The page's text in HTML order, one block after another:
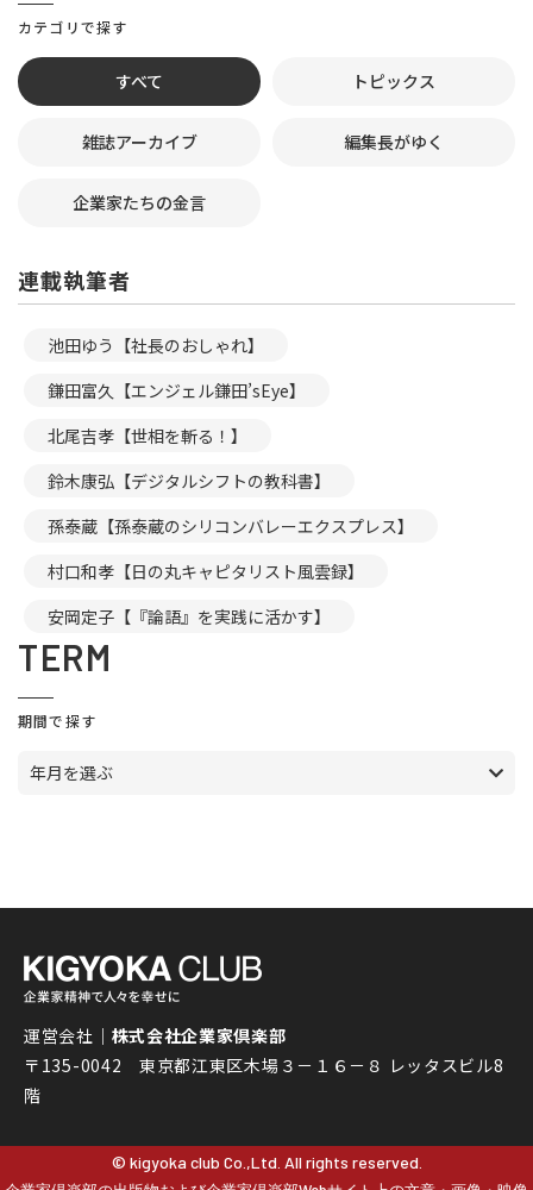
カテゴリで探す
すべて トピックス
雑誌アーカイブ 編集長がゆく
企業家たちの金言
連載執筆者
池田ゆう【社長のおしゃれ】
鎌田富久【エンジェル鎌田’sEye】
北尾吉孝【世相を斬る！】
鈴木康弘【デジタルシフトの教科書】
孫泰蔵【孫泰蔵のシリコンバレーエクスプレス】
村口和孝【日の丸キャピタリスト風雲録】
安岡定子【『論語』を実践に活かす】
TERM
期間で探す
年月を選ぶ
運営会社｜ 株式会社企業家倶楽部
〒135-0042 東京都江東区木場３－１６－８ レッタスビル8
階
© kigyoka club Co.,Ltd. All rights reserved.